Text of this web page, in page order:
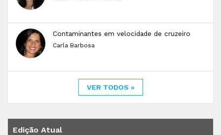
Contaminantes em velocidade de cruzeiro
Carla Barbosa
VER TODOS »
Edição Atual